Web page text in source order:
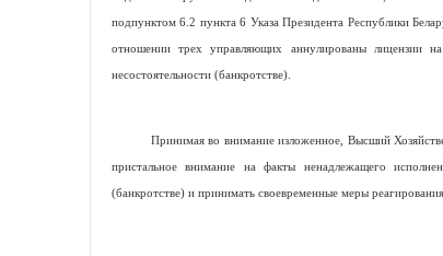
подпунктом 6.2 пункта 6 Указа Президента Республики
отношении трех управляющих аннулированы лицензии
несостоятельности (банкротстве).
Принимая во внимание изложенное, Высший
пристальное внимание на факты ненадлежащего
(банкротстве) и принимать своевременные меры